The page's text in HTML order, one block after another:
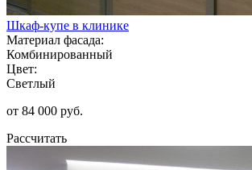
Шкаф-купе в клинике
Материал фасада:
Комбинированный
Цвет:
Светлый
от 84 000 руб.
Рассчитать